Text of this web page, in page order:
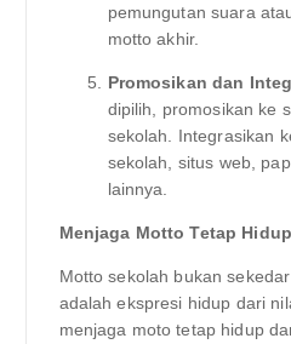
pemungutan suara
motto akhir.
Promosikan dan
dipilih, promosikan ke
sekolah. Integrasikan
sekolah, situs web,
lainnya.
Menjaga Motto Tetap
Motto sekolah bukan
adalah ekspresi hidup dari
menjaga moto tetap hidup